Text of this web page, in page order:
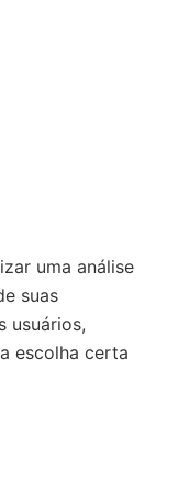
uma análise
suas
usuários,
escolha certa